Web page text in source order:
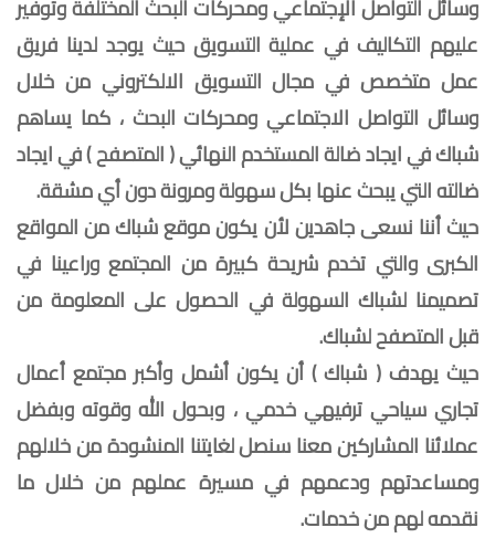
وسائل التواصل الإجتماعي ومحركات البحث المختلفة وتوفير
عليهم التكاليف في عملية التسويق حيث يوجد لدينا فريق
عمل متخصص في مجال التسويق الالكتروني من خلال
وسائل التواصل الاجتماعي ومحركات البحث ، كما يساهم
شباك في ايجاد ضالة المستخدم النهائي ( المتصفح ) في ايجاد
ضالته التي يبحث عنها بكل سهولة ومرونة دون أي مشقة.
حيث أننا نسعى جاهدين لأن يكون موقع شباك من المواقع
الكبرى والتي تخدم شريحة كبيرة من المجتمع وراعينا في
تصميمنا لشباك السهولة في الحصول على المعلومة من
قبل المتصفح لشباك.
حيث يهدف ( شباك ) أن يكون أشمل وأكبر مجتمع أعمال
تجاري سياحي ترفيهي خدمي ، وبحول الله وقوته وبفضل
عملائنا المشاركين معنا سنصل لغايتنا المنشودة من خلالهم
ومساعدتهم ودعمهم في مسيرة عملهم من خلال ما
نقدمه لهم من خدمات.